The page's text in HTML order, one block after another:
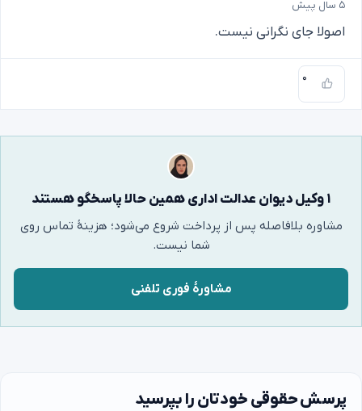
۵ سال پیش
اصولا جای نگرانی نیست.
۰
۱ وکیل دیوان عدالت اداری همین حالا پاسخگو هستند
مشاوره بلافاصله پس از پرداخت شروع می‌شود؛ هزینهٔ تماس روی
شما نیست.
مشاورهٔ فوری تلفنی
پرسش حقوقی خودتان را بپرسید